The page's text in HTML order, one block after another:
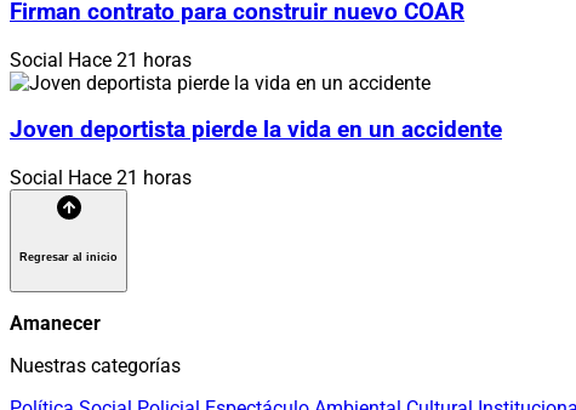
Firman contrato para construir nuevo COAR
Social Hace 21 horas
Joven deportista pierde la vida en un accidente
Social Hace 21 horas
Regresar al inicio
Amanecer
Nuestras categorías